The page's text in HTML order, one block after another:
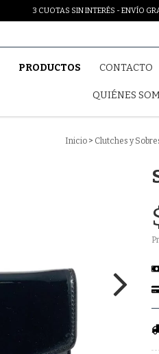
3 CUOTAS SIN INTERÉS - ENVÍO
PRODUCTOS CONTACTO
QUIÉNES
Inicio > Clutches y